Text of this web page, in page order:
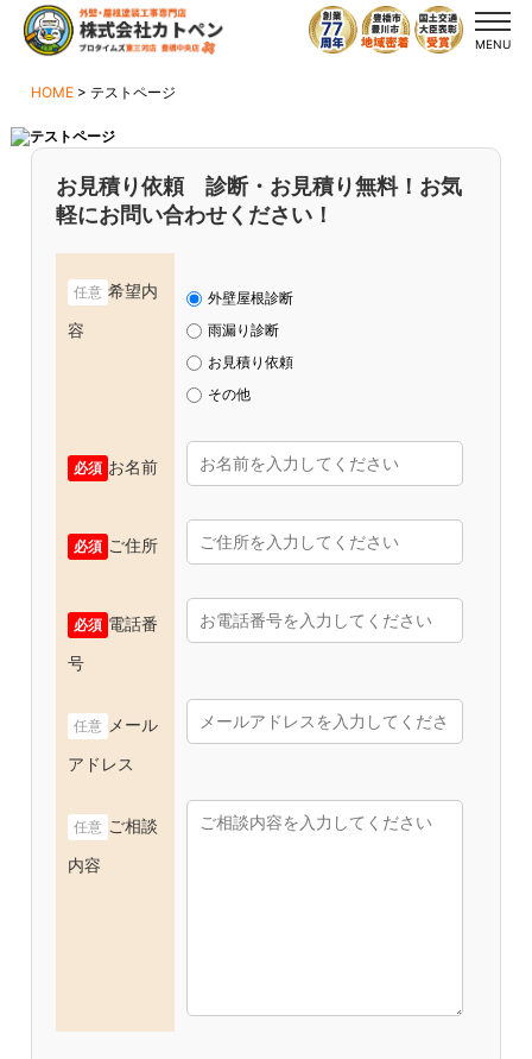
MENU
HOME >テストページ
お見積り依頼 診断・お見積り無料！お気
軽にお問い合わせください！
任意 希望内
容
外壁屋根診断
雨漏り診断
お見積り依頼
その他
必須 お名前
必須 ご住所
必須 電話番
号
任意 メール
アドレス
任意 ご相談
内容